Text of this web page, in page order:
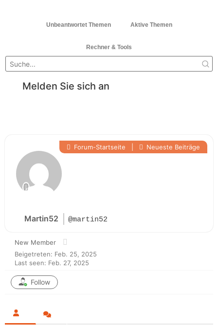
Unbeantwortet Themen Aktive Themen
Rechner & Tools
Melden Sie sich an
Martin52 @martin52
Forum-Startseite Neueste Beiträge
New Member
Beigetreten: Feb. 25, 2025
Last seen: Feb. 27, 2025
Follow